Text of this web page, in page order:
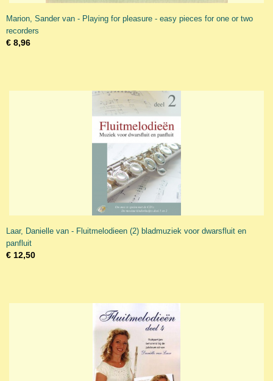
Marion, Sander van - Playing for pleasure - easy pieces for one or two
recorders
€ 8,96
Laar, Danielle van - Fluitmelodieen (2) bladmuziek voor dwarsfluit en
panfluit
€ 12,50